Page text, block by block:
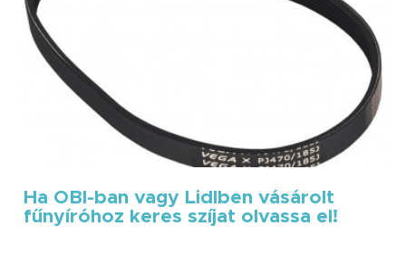
Ha OBI-ban vagy Lidlben vásárolt
fűnyíróhoz keres szíjat olvassa el!